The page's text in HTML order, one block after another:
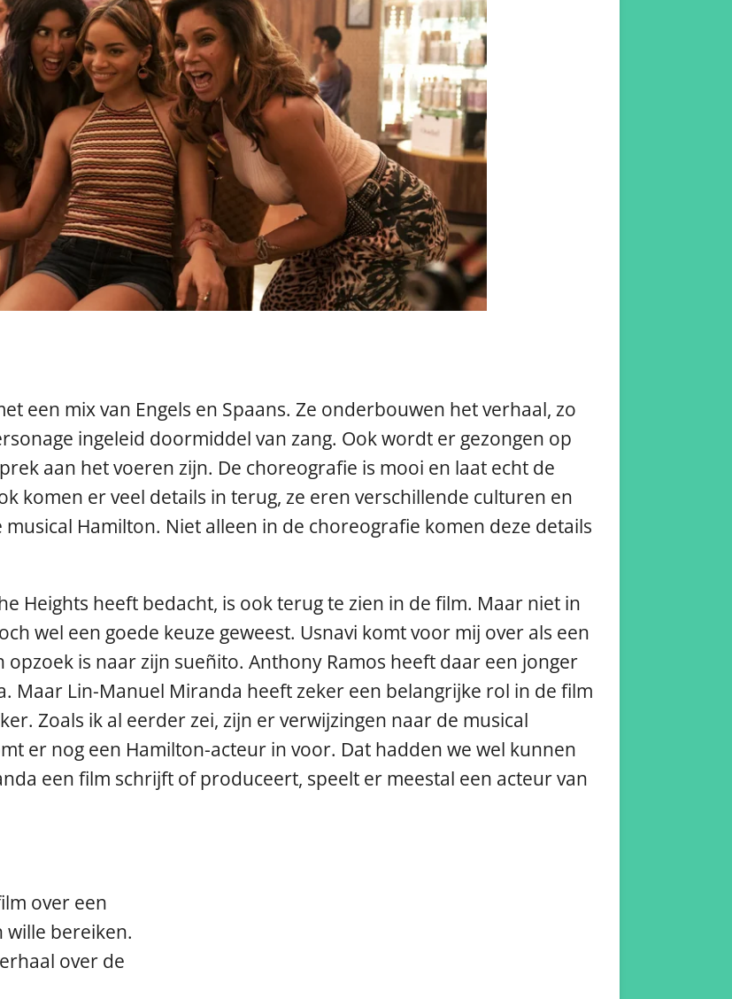
een mix van Engels en Spaans. Ze onderbouwen het verhaal, zo
ingeleid doormiddel van zang. Ook wordt er gezongen op
aan het voeren zijn. De choreografie is mooi en laat echt de
komen er veel details in terug, ze eren verschillende culturen en
Hamilton. Niet alleen in de choreografie komen deze details
Heights heeft bedacht, is ook terug te zien in de film. Maar niet in
wel een goede keuze geweest. Usnavi komt voor mij over als een
opzoek is naar zijn sueñito. Anthony Ramos heeft daar een jonger
Maar Lin-Manuel Miranda heeft zeker een belangrijke rol in de film
Zoals ik al eerder zei, zijn er verwijzingen naar de musical
er nog een Hamilton-acteur in voor. Dat hadden we wel kunnen
een film schrijft of produceert, speelt er meestal een acteur van
over een
bereiken.
over de